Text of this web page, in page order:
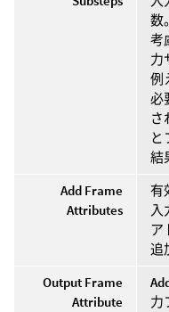
数
考
力
例
必
さ
と
結
Add Frame
Attributes
有
入
ア
追
Output Frame
Attribute
力